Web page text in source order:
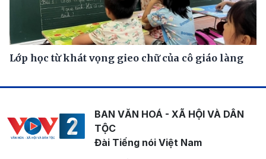
Lớp học từ khát vọng gieo chữ của cô giáo làng
BAN VĂN HOÁ - XÃ HỘI VÀ DÂN
TỘC
Đài Tiếng nói Việt Nam